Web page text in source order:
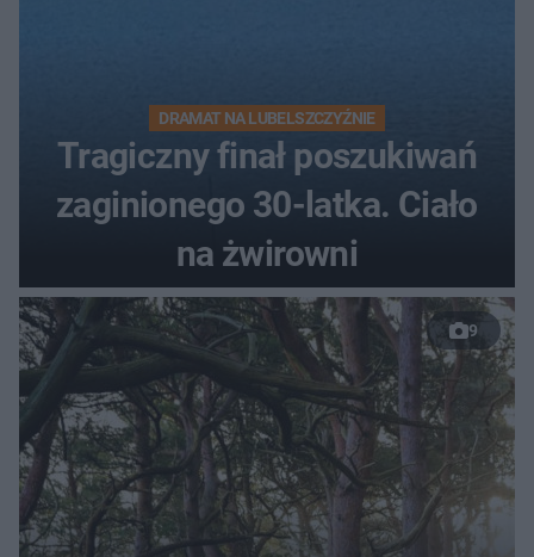
DRAMAT NA LUBELSZCZYŹNIE
Tragiczny finał poszukiwań
zaginionego 30-latka. Ciało
na żwirowni
9